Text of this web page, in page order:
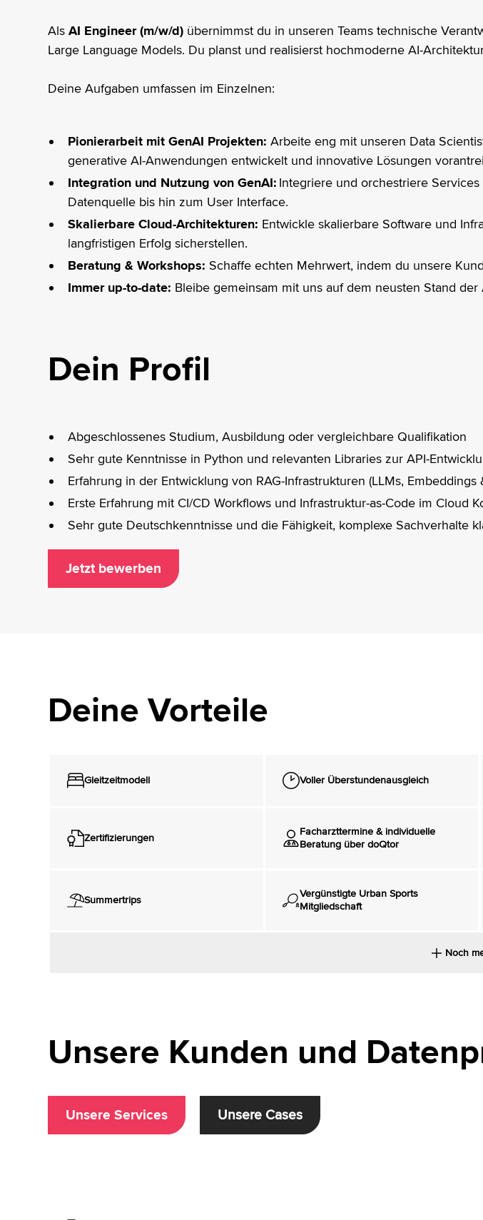
AlsAI Engineer (m/w/d) übernimmst du in unseren Teams technische
Large Language Models. Du planst und realisierst hochmoderne AI-
Deine Aufgaben umfassen im Einzelnen:
Pionierarbeit mit GenAI Projekten:Arbeite eng mit unseren Data
generative AI-Anwendungen entwickelt und innovative Lösungen
Integration und Nutzung von GenAI: Integriere und orchestriere
Datenquelle bis hin zum User Interface.
Skalierbare Cloud-Architekturen: Entwickle skalierbare Software und
langfristigen Erfolg sicherstellen.
Beratung & Workshops: Schaffe echten Mehrwert, indem du unsere
Immer up-to-date: Bleibe gemeinsam mit uns auf dem neusten Stand
Dein Profil
Abgeschlossenes Studium, Ausbildung oder vergleichbare Qualifikation
Sehr gute Kenntnisse in Python und relevanten Libraries zur API-
Erfahrung in der Entwicklung von RAG-Infrastrukturen (LLMs,
Erste Erfahrung mit CI/CD Workflows und Infrastruktur-as-Code im Cloud
Sehr gute Deutschkenntnisse und die Fähigkeit, komplexe Sachverhalte
Jetzt bewerben
Deine Vorteile
Gleitzeitmodell Voller Überstundenausgleich
Zertifizierungen
Facharzttermine & individuelle
Beratung über doQtor
Summertrips
Vergünstigte Urban Sports
Mitgliedschaft
Noch
Unsere Kunden und
Unsere Services Unsere Cases